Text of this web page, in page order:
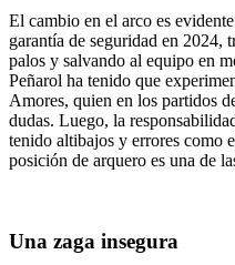
El cambio en el arco es
garantía de seguridad en 2024,
palos y salvando al equipo en
Peñarol ha tenido que
Amores, quien en los partidos
dudas. Luego, la
tenido altibajos y errores como
posición de arquero es una de
Una zaga insegura